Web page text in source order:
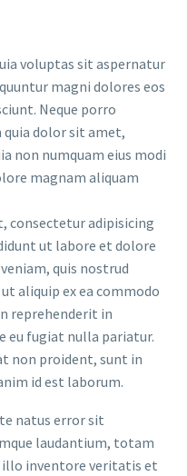
voluptas sit aspernatur
magni dolores eos
Neque porro
quia dolor sit amet,
non numquam eius modi
magnam aliquam
consectetur adipisicing
ut labore et dolore
quis nostrud
aliquip ex ea commodo
reprehenderit in
eu fugiat nulla pariatur.
non proident, sunt in
id est laborum.
natus error sit
laudantium, totam
illo inventore veritatis et